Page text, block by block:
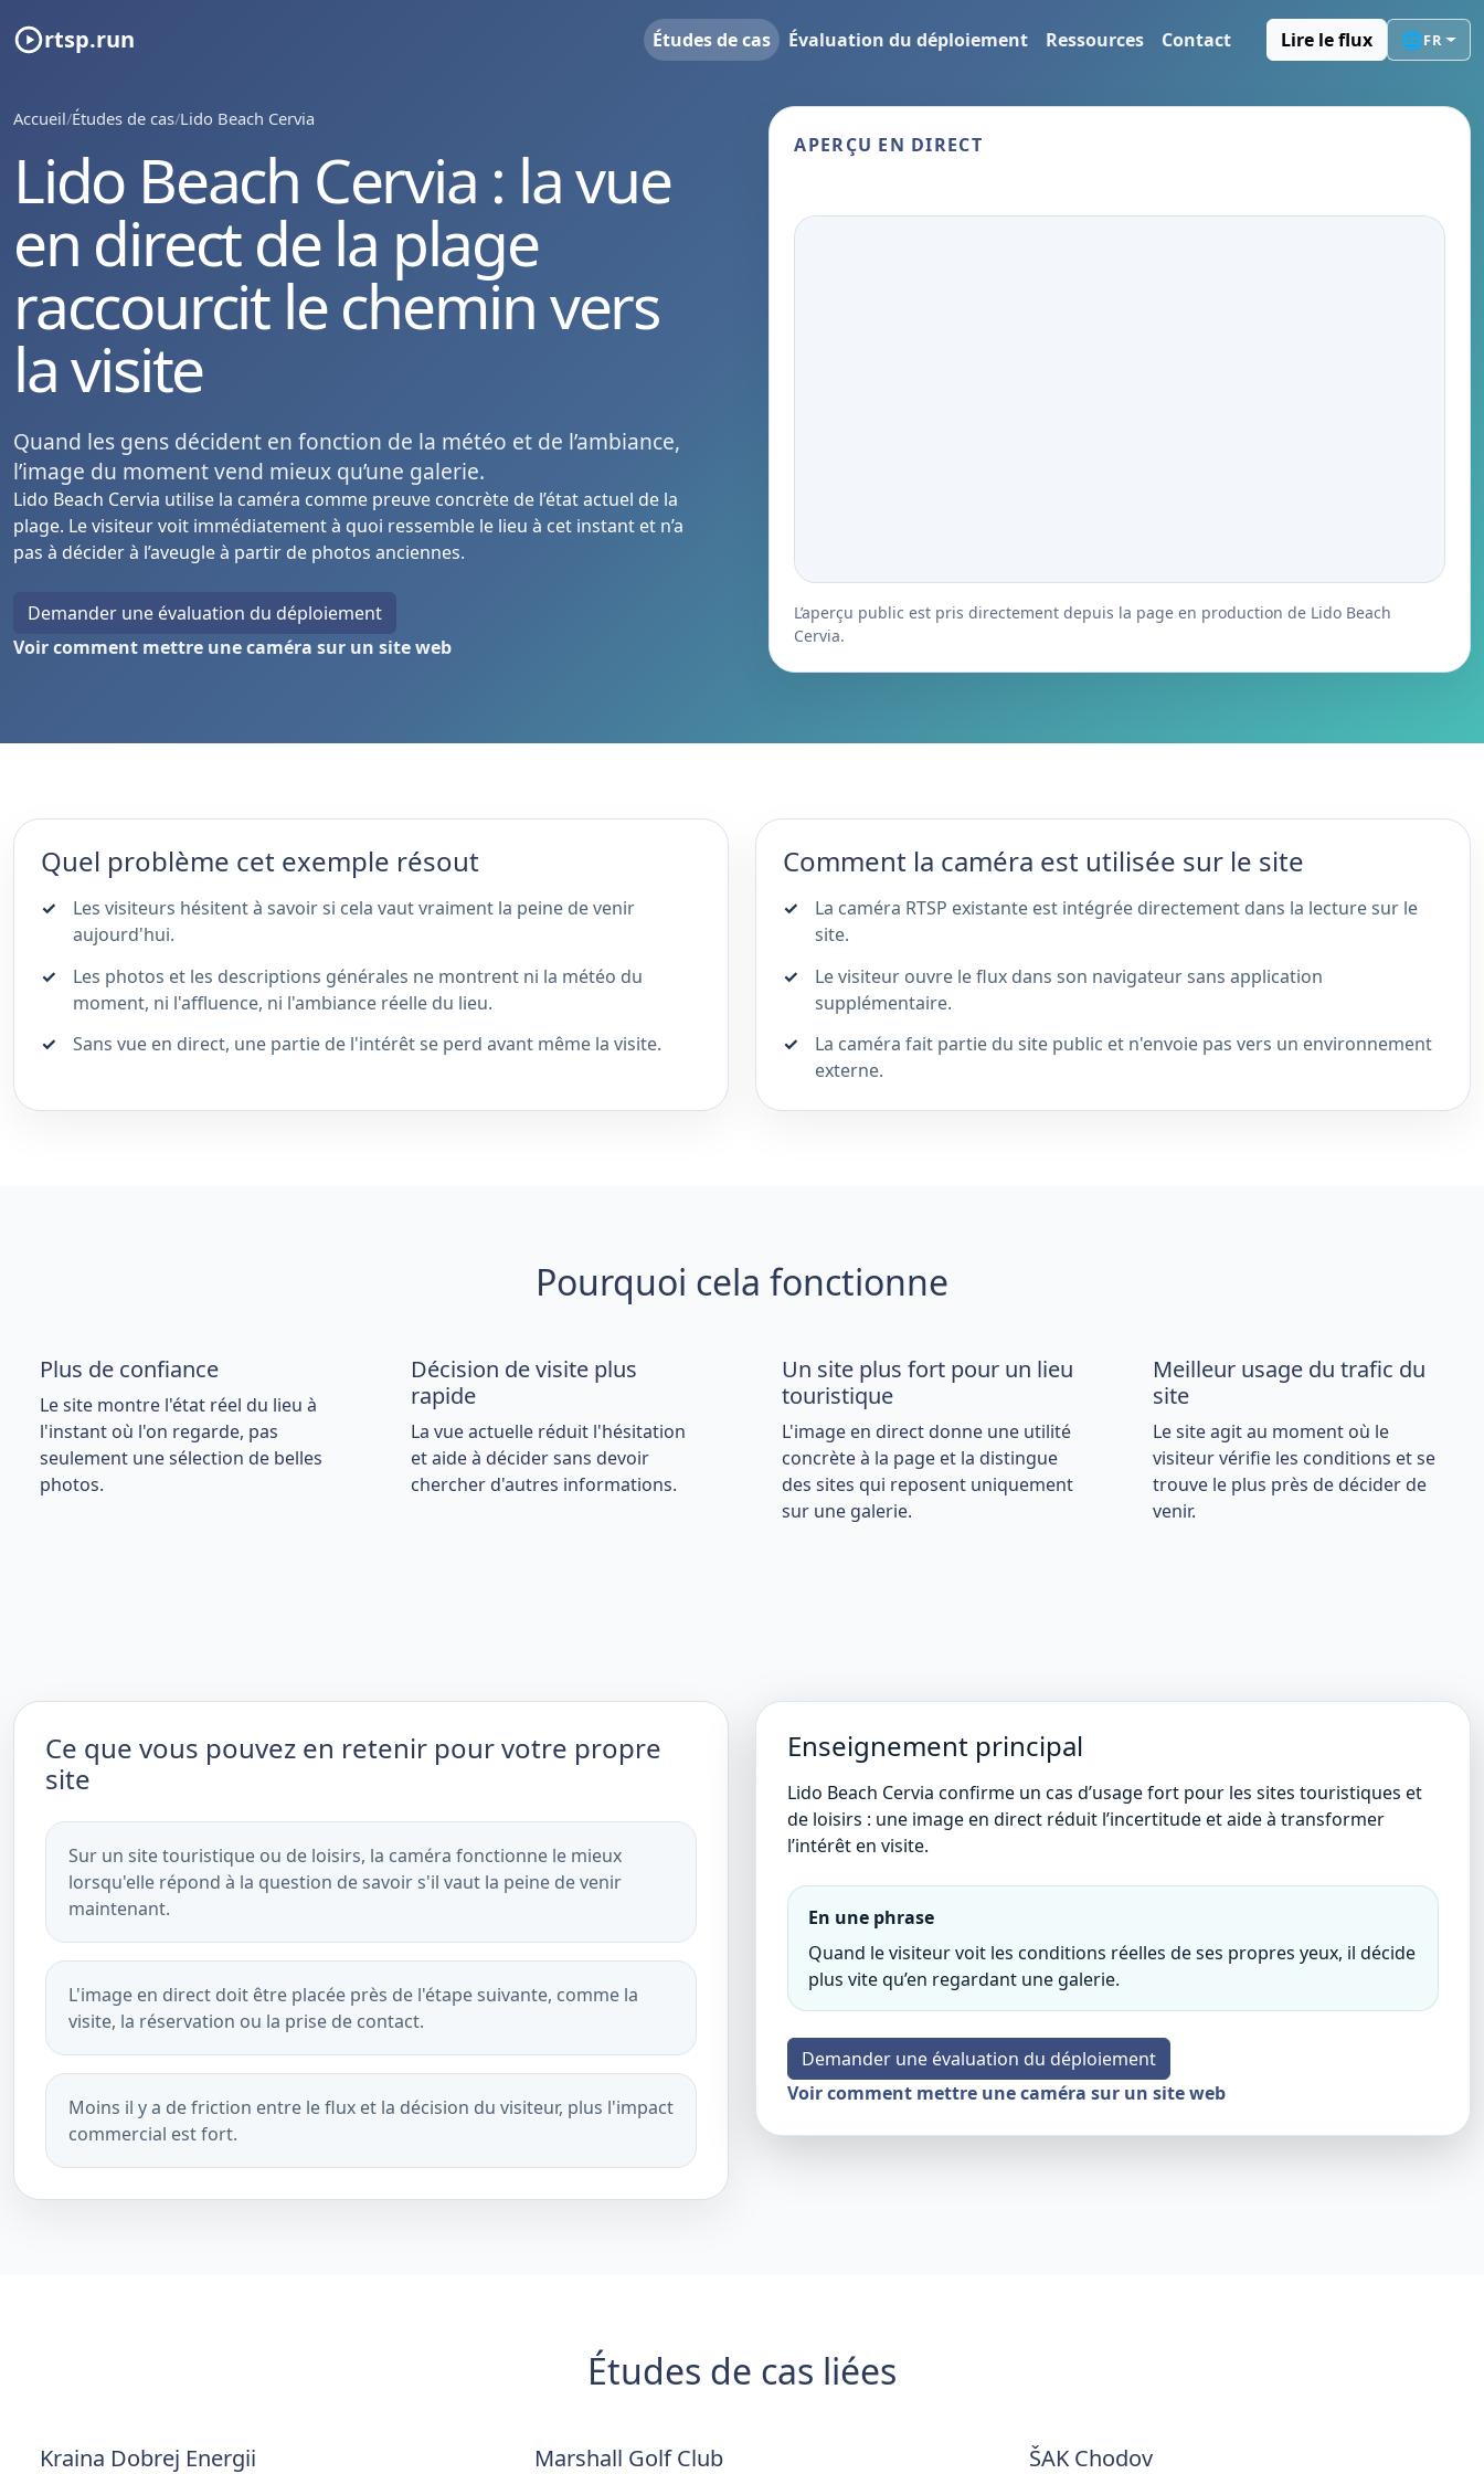
rtsp.run Études de cas Évaluation du déploiement Ressources Contact Lire le flux 🌐FR
Accueil/Études de cas/Lido Beach Cervia
Lido Beach Cervia : la vue
en direct de la plage
raccourcit le chemin vers
la visite
Quand les gens décident en fonction de la météo et de l’ambiance,
l’image du moment vend mieux qu’une galerie.
Lido Beach Cervia utilise la caméra comme preuve concrète de l’état actuel de la
plage. Le visiteur voit immédiatement à quoi ressemble le lieu à cet instant et n’a
pas à décider à l’aveugle à partir de photos anciennes.
Demander une évaluation du déploiement
Voir comment mettre une caméra sur un site web
APERÇU EN DIRECT
L’aperçu public est pris directement depuis la page en production de Lido Beach
Cervia.
Quel problème cet exemple résout
Les visiteurs hésitent à savoir si cela vaut vraiment la peine de venir
aujourd'hui.
Les photos et les descriptions générales ne montrent ni la météo du
moment, ni l'affluence, ni l'ambiance réelle du lieu.
Sans vue en direct, une partie de l'intérêt se perd avant même la visite.
Comment la caméra est utilisée sur le site
La caméra RTSP existante est intégrée directement dans la lecture sur le
site.
Le visiteur ouvre le flux dans son navigateur sans application
supplémentaire.
La caméra fait partie du site public et n'envoie pas vers un environnement
externe.
Pourquoi cela fonctionne
Plus de confiance
Le site montre l'état réel du lieu à
l'instant où l'on regarde, pas
seulement une sélection de belles
photos.
Décision de visite plus
rapide
La vue actuelle réduit l'hésitation
et aide à décider sans devoir
chercher d'autres informations.
Un site plus fort pour un lieu
touristique
L'image en direct donne une utilité
concrète à la page et la distingue
des sites qui reposent uniquement
sur une galerie.
Meilleur usage du trafic du
site
Le site agit au moment où le
visiteur vérifie les conditions et se
trouve le plus près de décider de
venir.
Ce que vous pouvez en retenir pour votre propre
site
Sur un site touristique ou de loisirs, la caméra fonctionne le mieux
lorsqu'elle répond à la question de savoir s'il vaut la peine de venir
maintenant.
L'image en direct doit être placée près de l'étape suivante, comme la
visite, la réservation ou la prise de contact.
Moins il y a de friction entre le flux et la décision du visiteur, plus l'impact
commercial est fort.
Enseignement principal
Lido Beach Cervia confirme un cas d’usage fort pour les sites touristiques et
de loisirs : une image en direct réduit l’incertitude et aide à transformer
l’intérêt en visite.
En une phrase
Quand le visiteur voit les conditions réelles de ses propres yeux, il décide
plus vite qu’en regardant une galerie.
Demander une évaluation du déploiement
Voir comment mettre une caméra sur un site web
Études de cas liées
Kraina Dobrej Energii Marshall Golf Club ŠAK Chodov